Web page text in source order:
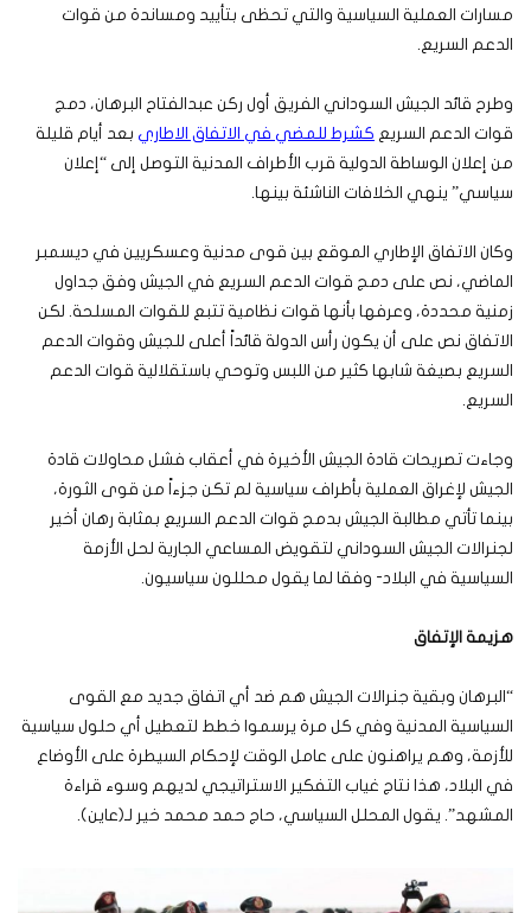
مسارات العملية السياسية والتي تحظى بتأييد ومساندة من قوات
الدعم السريع.
وطرح قائد الجيش السوداني الفريق أول ركن عبدالفتاح البرهان، دمج
قوات الدعم السريع كشرط للمضي في الاتفاق الاطاري بعد أيام قليلة
من إعلان الوساطة الدولية قرب الأطراف المدنية التوصل إلى “إعلان
سياسي” ينهي الخلافات الناشئة بينها.
وكان الاتفاق الإطاري الموقع بين قوى مدنية وعسكريين في ديسمبر
الماضي، نص على دمج قوات الدعم السريع في الجيش وفق جداول
زمنية محددة، وعرفها بأنها قوات نظامية تتبع للقوات المسلحة. لكن
الاتفاق نص على أن يكون رأس الدولة قائداً أعلى للجيش وقوات الدعم
السريع بصيغة شابها كثير من اللبس وتوحي باستقلالية قوات الدعم
السريع.
وجاءت تصريحات قادة الجيش الأخيرة في أعقاب فشل محاولات قادة
الجيش لإغراق العملية بأطراف سياسية لم تكن جزءاً من قوى الثورة،
بينما تأتي مطالبة الجيش بدمج قوات الدعم السريع بمثابة رهان أخير
لجنرالات الجيش السوداني لتقويض المساعي الجارية لحل الأزمة
السياسية في البلاد- وفقا لما يقول محللون سياسيون.
هزيمة الإتفاق
“البرهان وبقية جنرالات الجيش هم ضد أي اتفاق جديد مع القوى
السياسية المدنية وفي كل مرة يرسموا خطط لتعطيل أي حلول سياسية
للأزمة، وهم يراهنون على عامل الوقت لإحكام السيطرة على الأوضاع
في البلاد، هذا نتاج غياب التفكير الاستراتيجي لديهم وسوء قراءة
المشهد”. يقول المحلل السياسي، حاج حمد محمد خير لـ(عاين).